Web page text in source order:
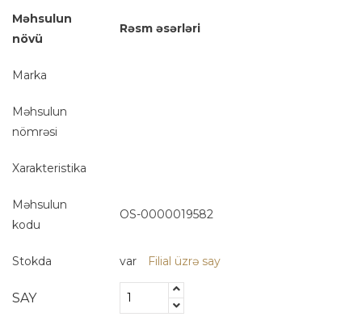
Məhsulun
növü
Rəsm əsərləri
Marka
Məhsulun
nömrəsi
Xarakteristika
Məhsulun
kodu
OS-0000019582
Stokda var Filial üzrə say
SAY